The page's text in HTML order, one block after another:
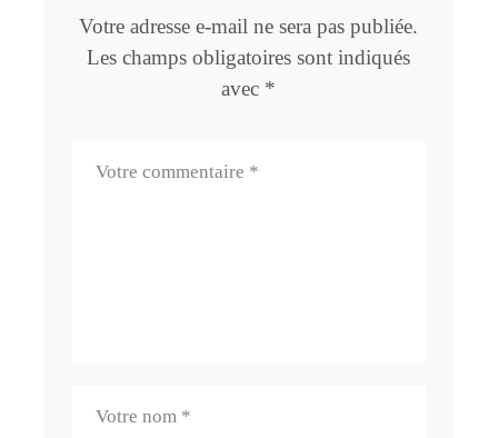
Votre adresse e-mail ne sera pas publiée.
Les champs obligatoires sont indiqués
avec *